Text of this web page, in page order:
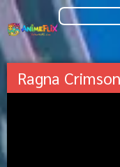
Ragna